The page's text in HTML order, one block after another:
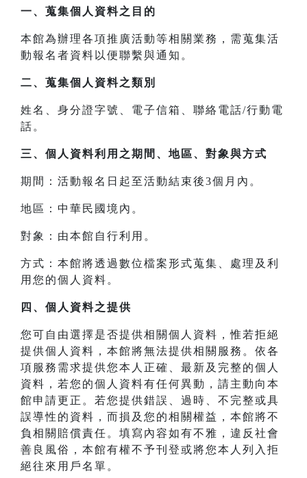
一、 蒐集個人資料之目的
本館為辦理各項推廣活動等相關業務，需蒐集活
動報名者資料以便聯繫與通知。
二、 蒐集個人資料之類別
姓名、身分證字號、電子信箱、聯絡電話/行動電
話。
三、 個人資料利用之期間、地區、對象與方式
期間：活動報名日起至活動結束後3個月內。
地區：中華民國境內。
對象：由本館自行利用。
方式：本館將透過數位檔案形式蒐集、處理及利
用您的個人資料。
四、 個人資料之提供
您可自由選擇是否提供相關個人資料，惟若拒絕
提供個人資料，本館將無法提供相關服務。依各
項服務需求提供您本人正確、最新及完整的個人
資料，若您的個人資料有任何異動，請主動向本
館申請更正。若您提供錯誤、過時、不完整或具
誤導性的資料，而損及您的相關權益，本館將不
負相關賠償責任。填寫內容如有不雅，違反社會
善良風俗，本館有權不予刊登或將您本人列入拒
絕往來用戶名單。